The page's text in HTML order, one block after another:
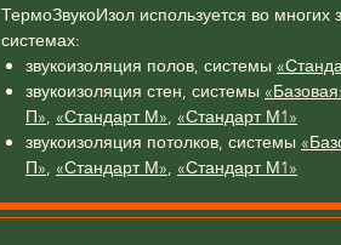
ТермоЗвукоИзол используется во многих
системах:
звукоизоляция полов, системы
звукоизоляция стен, системы
П», «Стандарт М», «Стандарт М1»
звукоизоляция потолков, системы
П», «Стандарт М», «Стандарт М1»